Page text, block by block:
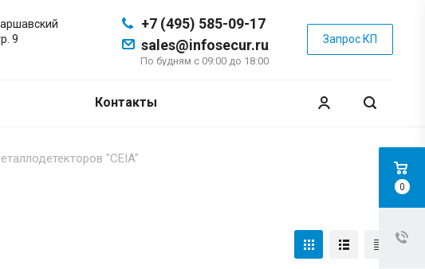
+7 (495) 585-09-17
sales@infosecur.ru
По будням с 09:00 до 18:00
Запрос КП
9
Контакты
"CEIA"
0